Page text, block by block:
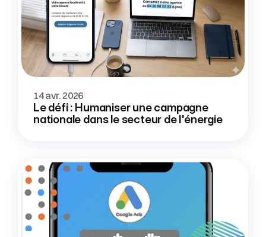
14 avr. 2026
Le défi : Humaniser une campagne
nationale dans le secteur de l'énergie